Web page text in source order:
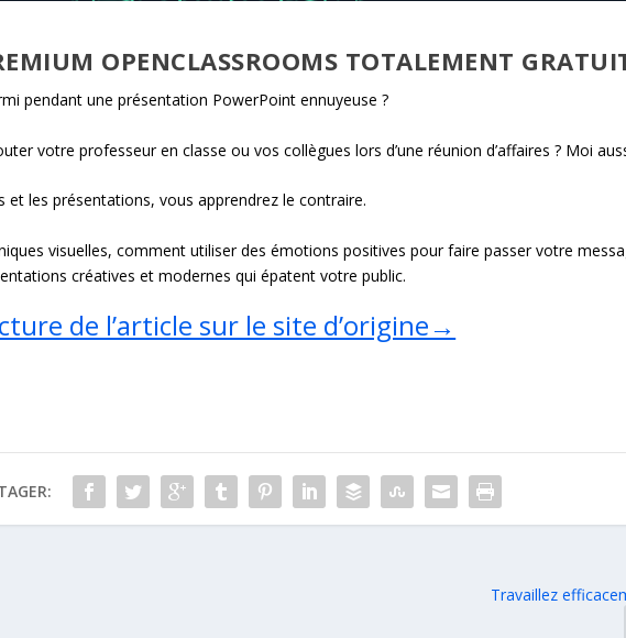
OPENCLASSROOMS TOTALEMENT
pendant une présentation PowerPoint ennuyeuse ?
votre professeur en classe ou vos collègues lors d’une réunion d’affaires ? Moi
et les présentations, vous apprendrez le contraire.
visuelles, comment utiliser des émotions positives pour faire passer votre
créatives et modernes qui épatent votre public.
de l’article sur le site d’origine→
Travaillez